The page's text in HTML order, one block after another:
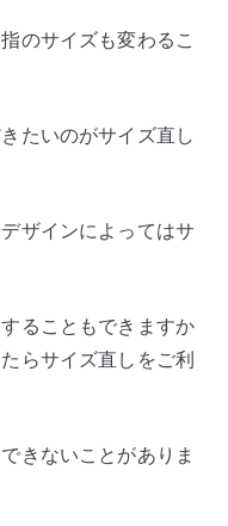
のサイズも変わるこ
たいのがサイズ直し
ザインによってはサ
ることもできますか
らサイズ直しをご利
きないことがありま